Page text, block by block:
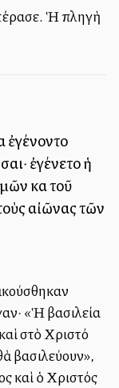
Ἡ πληγὴ
ἐγένοντο
ἐγένετο ἡ
καὶ τοῦ
αἰῶνας τῶν
«Ἡ βασιλεία
στὸ Χριστό
βασιλεύουν»,
καὶ ὁ Χριστός